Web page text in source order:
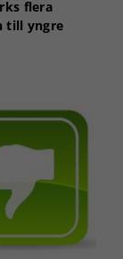
flera
till yngre